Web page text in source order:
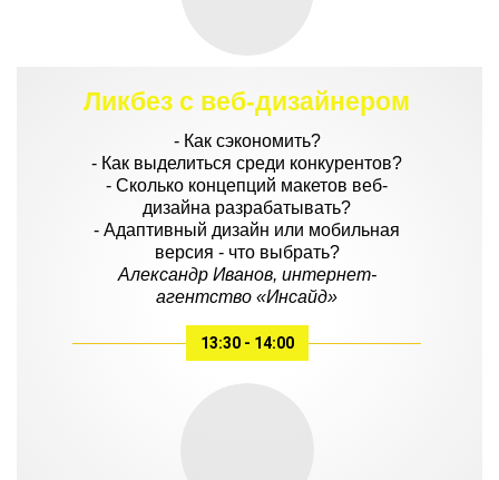
13:30 - 14:00
Ликбез с веб-дизайнером
- Как сэкономить?
- Как выделиться среди конкурентов?
- Сколько концепций макетов веб-
дизайна разрабатывать?
- Адаптивный дизайн или мобильная
версия - что выбрать?
Александр Иванов, интернет-
агентство «Инсайд»